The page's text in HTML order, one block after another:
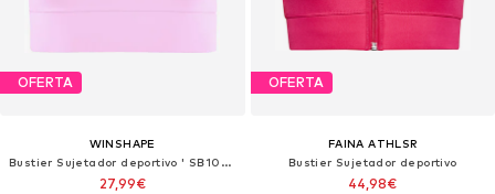
OFERTA
WINSHAPE
Bustier Sujetador deportivo ' SB103C '
27,99€
OFERTA
FAINA ATHLSR
Bustier Sujetador deportivo
44,98€